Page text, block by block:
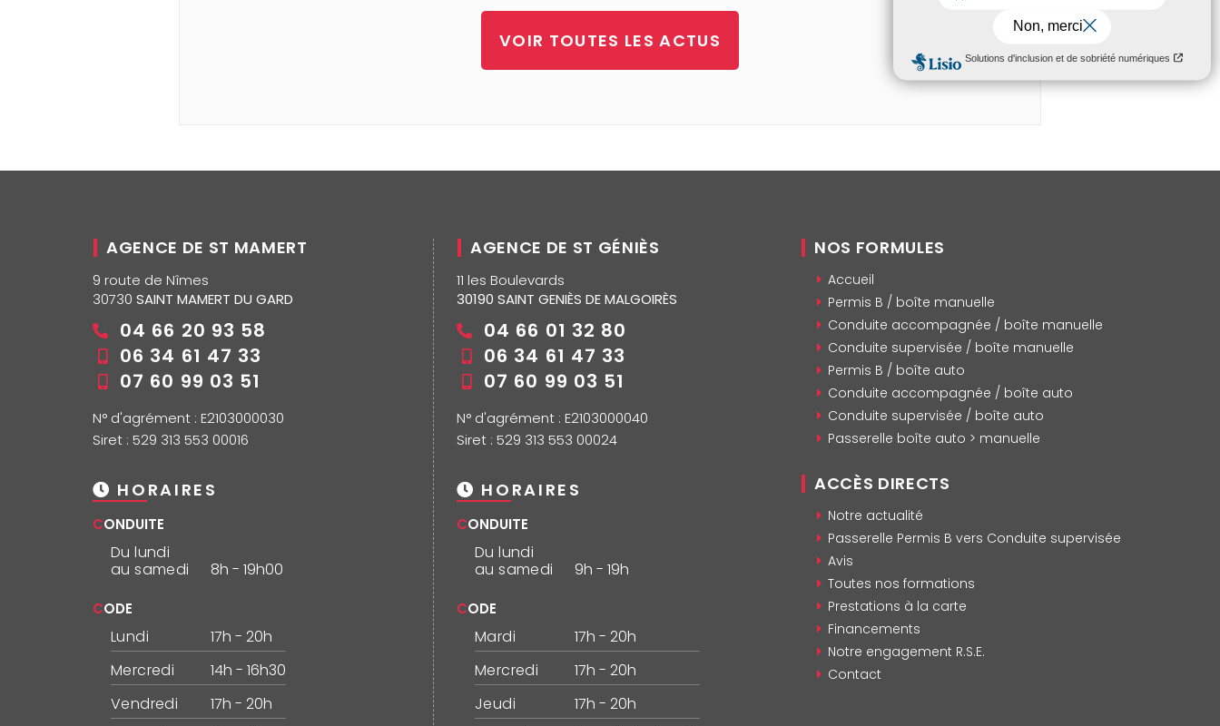
VOIR TOUTES LES ACTUS
AGENCE DE ST MAMERT
9 route de Nîmes
30730 SAINT MAMERT DU GARD
04 66 20 93 58
06 34 61 47 33
07 60 99 03 51
N° d'agrément : E2103000030
Siret : 529 313 553 00016
HORAIRES
CONDUITE
Du lundi
au samedi
8h - 19h00
CODE
Lundi
17h - 20h
Mercredi
14h - 16h30
Vendredi
17h - 20h
AGENCE DE ST GÉNIÈS
11 les Boulevards
30190 SAINT GENIÈS DE MALGOIRÈS
04 66 01 32 80
06 34 61 47 33
07 60 99 03 51
N° d'agrément : E2103000040
Siret : 529 313 553 00024
HORAIRES
CONDUITE
Du lundi
au samedi
9h - 19h
CODE
Mardi
17h - 20h
Mercredi
17h - 20h
Jeudi
17h - 20h
NOS FORMULES
Accueil
Permis B / boîte manuelle
Conduite accompagnée / boîte manuelle
Conduite supervisée / boîte manuelle
Permis B / boîte auto
Conduite accompagnée / boîte auto
Conduite supervisée / boîte auto
Passerelle boîte auto > manuelle
ACCÈS DIRECTS
Notre actualité
Passerelle Permis B vers Conduite supervisée
Avis
Toutes nos formations
Prestations à la carte
Financements
Notre engagement R.S.E.
Contact